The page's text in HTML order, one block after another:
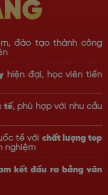
đào tạo thành công
hiện đại, học viên tiến
tế, phù hợp với nhu cầu
tế với chất lượng top
nghiệm
kết đầu ra bằng văn